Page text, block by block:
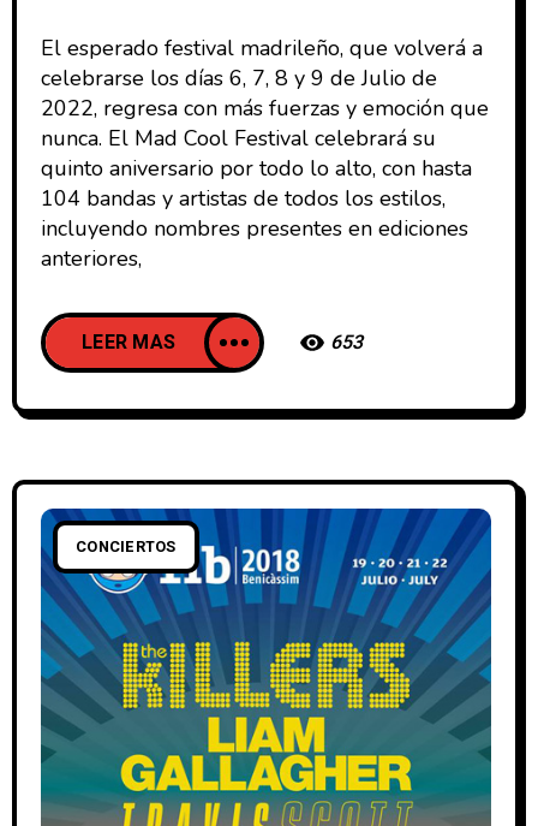
El esperado festival madrileño, que volverá a
celebrarse los días 6, 7, 8 y 9 de Julio de
2022, regresa con más fuerzas y emoción que
nunca. El Mad Cool Festival celebrará su
quinto aniversario por todo lo alto, con hasta
104 bandas y artistas de todos los estilos,
incluyendo nombres presentes en ediciones
anteriores,
LEER MAS 653
CONCIERTOS